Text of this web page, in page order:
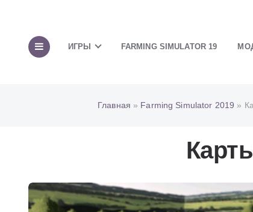
ИГРЫ FARMING SIMULATOR 19
Главная » Farming Simulator 2019 »